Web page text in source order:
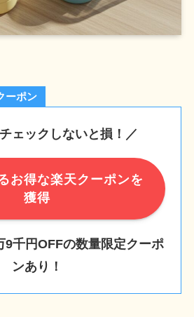
ーポン
ェックしないと損！／
お得な楽天クーポンを
獲得
9千円OFFの数量限定クーポ
ンあり！